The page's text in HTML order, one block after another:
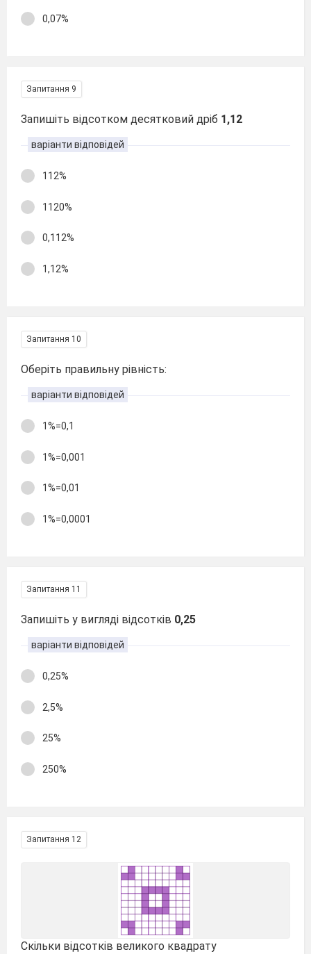
0,07%
Запитання 9
Запишіть відсотком десятковий дріб 1,12
варіанти відповідей
112%
1120%
0,112%
1,12%
Запитання 10
Оберіть правильну рівність:
варіанти відповідей
1%=0,1
1%=0,001
1%=0,01
1%=0,0001
Запитання 11
Запишіть у вигляді відсотків 0,25
варіанти відповідей
0,25%
2,5%
25%
250%
Запитання 12
Скільки відсотків великого квадрату